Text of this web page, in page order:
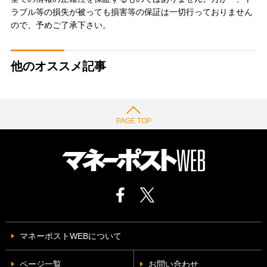
ラブル等の損失が被っても損害等の保証は一切行っておりません
ので、予めご了承下さい。
他のオススメ記事
PAGE TOP
マネーポストWEBについて
ページ一覧 お問い合わせ